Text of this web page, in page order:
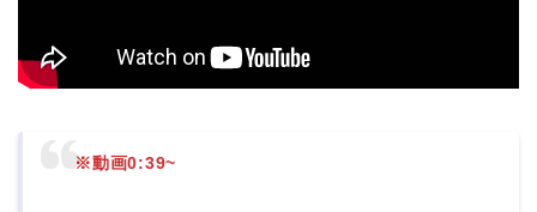
※動画0:39~